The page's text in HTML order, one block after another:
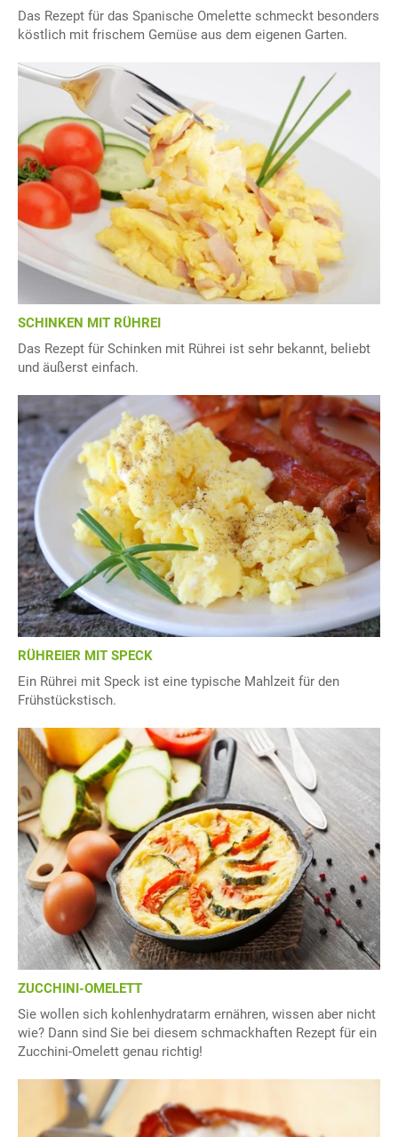
Das Rezept für das Spanische Omelette schmeckt besonders
köstlich mit frischem Gemüse aus dem eigenen Garten.
SCHINKEN MIT RÜHREI
Das Rezept für Schinken mit Rührei ist sehr bekannt, beliebt
und äußerst einfach.
RÜHREIER MIT SPECK
Ein Rührei mit Speck ist eine typische Mahlzeit für den
Frühstückstisch.
ZUCCHINI-OMELETT
Sie wollen sich kohlenhydratarm ernähren, wissen aber nicht
wie? Dann sind Sie bei diesem schmackhaften Rezept für ein
Zucchini-Omelett genau richtig!